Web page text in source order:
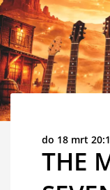
THE
do 18 mrt